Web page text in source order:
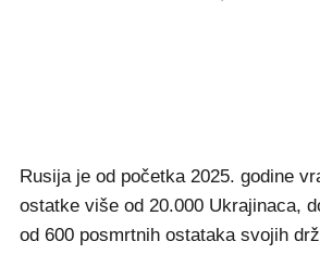
Rusija je od početka 2025. godine
ostatke više od 20.000 Ukrajinaca,
od 600 posmrtnih ostataka svojih